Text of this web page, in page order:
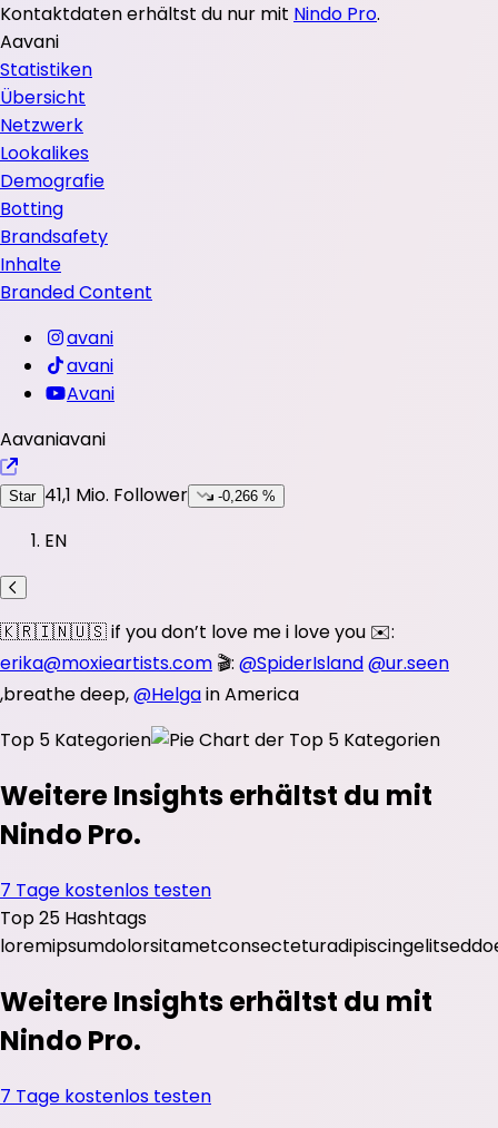
Kontaktdaten erhältst du nur mit Nindo Pro.
Aavani
Statistiken
Übersicht
Netzwerk
Lookalikes
Demografie
Botting
Brandsafety
Inhalte
Branded Content
avani
avani
Avani
Aavaniavani
Star 41,1 Mio. Follower -0,266 %
EN
🇰🇷🇮🇳🇺🇸 if you don’t love me i love you ✉️:
erika@moxieartists.com 🎬: @SpiderIsland@ur.seen
,breathe deep,@Helgain America
Top 5 Kategorien
Weitere Insights erhältst du mit
Nindo Pro.
7 Tage kostenlos testen
Top 25 Hashtags
loremipsumdolorsitametconsecteturadipiscingelitseddo
Weitere Insights erhältst du mit
Nindo Pro.
7 Tage kostenlos testen